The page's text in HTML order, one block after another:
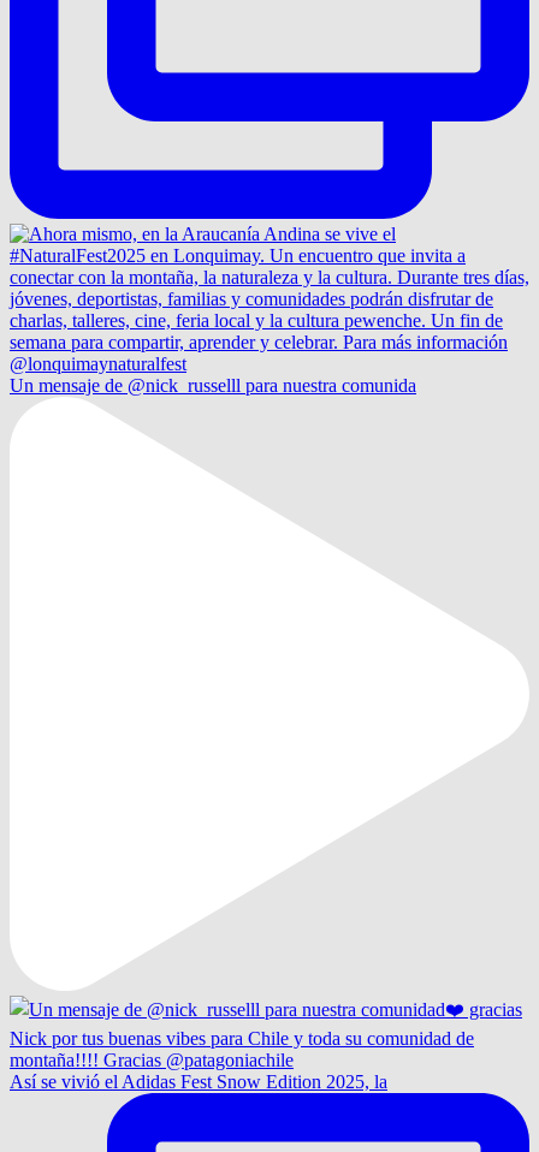
Un mensaje de @nick_russelll para nuestra comunida
Así se vivió el Adidas Fest Snow Edition 2025, la